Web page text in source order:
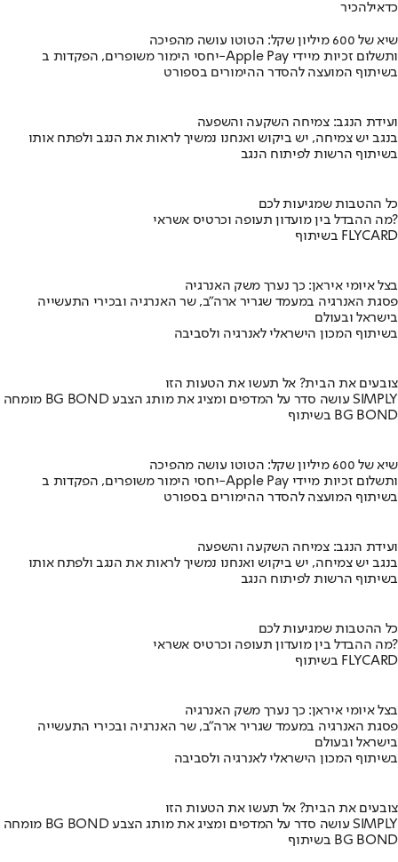
כדאילהכיר
שיא של 600 מיליון שקל: הטוטו עושה מהפיכה
יחסי הימור משופרים, הפקדות ב-Apple Pay ותשלום זכיות מיידי
בשיתוף המועצה להסדר ההימורים בספורט
ועידת הנגב: צמיחה השקעה והשפעה
בנגב יש צמיחה, יש ביקוש ואנחנו נמשיך לראות את הנגב ולפתח אותו
בשיתוף הרשות לפיתוח הנגב
כל ההטבות שמגיעות לכם
מה ההבדל בין מועדון תעופה וכרטיס אשראי?
בשיתוף FLYCARD
בצל איומי איראן: כך נערך משק האנרגיה
פסגת האנרגיה במעמד שגריר ארה"ב, שר האנרגיה ובכירי התעשייה
בישראל ובעולם
בשיתוף המכון הישראלי לאנרגיה ולסביבה
צובעים את הבית? אל תעשו את הטעות הזו
מומחה BG BOND עושה סדר על המדפים ומציג את מותג הצבע SIMPLY
בשיתוף BG BOND
שיא של 600 מיליון שקל: הטוטו עושה מהפיכה
יחסי הימור משופרים, הפקדות ב-Apple Pay ותשלום זכיות מיידי
בשיתוף המועצה להסדר ההימורים בספורט
ועידת הנגב: צמיחה השקעה והשפעה
בנגב יש צמיחה, יש ביקוש ואנחנו נמשיך לראות את הנגב ולפתח אותו
בשיתוף הרשות לפיתוח הנגב
כל ההטבות שמגיעות לכם
מה ההבדל בין מועדון תעופה וכרטיס אשראי?
בשיתוף FLYCARD
בצל איומי איראן: כך נערך משק האנרגיה
פסגת האנרגיה במעמד שגריר ארה"ב, שר האנרגיה ובכירי התעשייה
בישראל ובעולם
בשיתוף המכון הישראלי לאנרגיה ולסביבה
צובעים את הבית? אל תעשו את הטעות הזו
מומחה BG BOND עושה סדר על המדפים ומציג את מותג הצבע SIMPLY
בשיתוף BG BOND